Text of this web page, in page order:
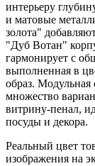
интерьеру
и матовые
золота"
"Дуб Вотан"
гармонирует с
выполненная в
образ. Модульная
множество
витрину-пенал,
посуды и декора.
Реальный цвет
изображения на